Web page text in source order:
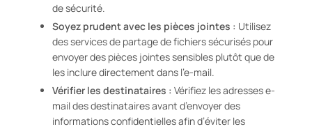
de sécurité.
Soyez prudent avec les pièces jointes : Utilisez
des services de partage de fichiers sécurisés pour
envoyer des pièces jointes sensibles plutôt que de
les inclure directement dans l’e-mail.
Vérifier les destinataires : Vérifiez les adresses e-
mail des destinataires avant d’envoyer des
informations confidentielles afin d’éviter les